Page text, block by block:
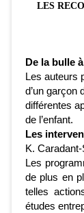
LES
De la bulle
Les auteurs
d’un garçon
différentes
de l’enfant.
Les
K.
Les
de plus en
telles
études